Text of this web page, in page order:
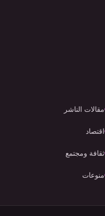
مقالات الناشر
اقتصاد
ثقافة ومجتمع
منوعات